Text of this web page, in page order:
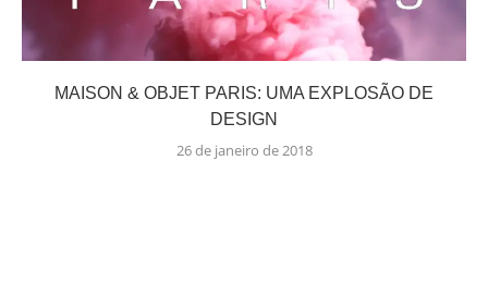
MAISON & OBJET PARIS: UMA EXPLOSÃO DE
DESIGN
26 de janeiro de 2018